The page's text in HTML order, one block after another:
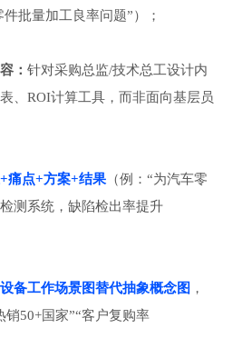
件批量加工良率问题”）；
： 针对采购总监/技术总工设计内
、ROI计算工具，而非面向基层员
痛点+方案+结果 （例：“为汽车零
测系统，缺陷检出率提升
备工作场景图替代抽象概念图 ，
销50+国家”“客户复购率